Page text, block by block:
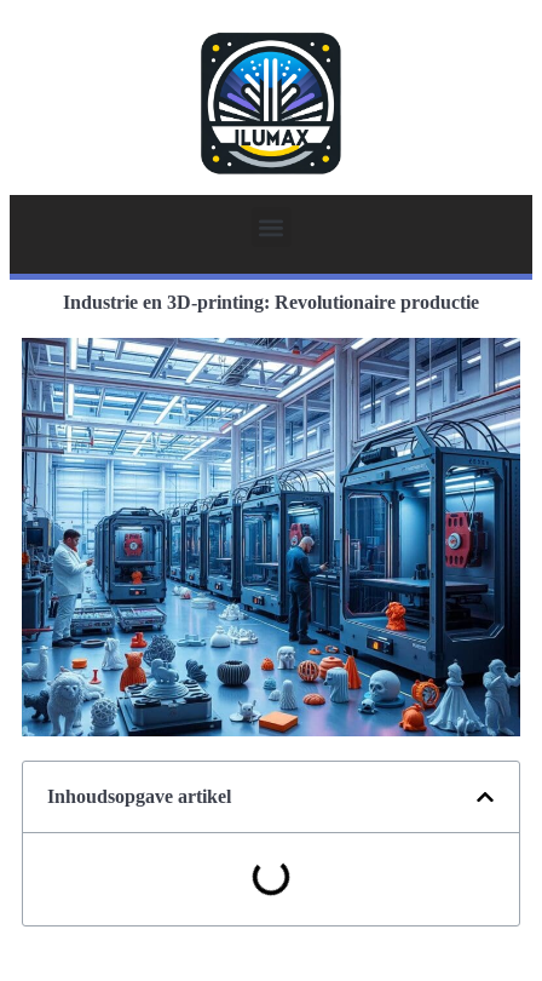
Industrie en 3D-printing: Revolutionaire productie
Inhoudsopgave artikel